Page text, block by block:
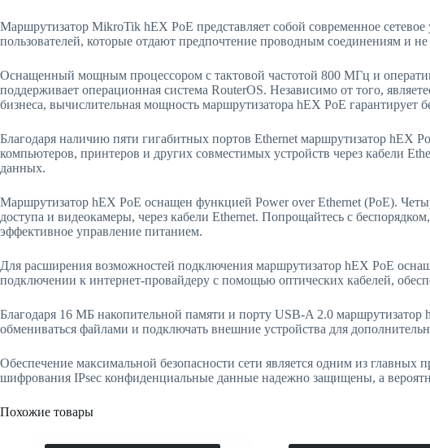
Маршрутизатор MikroTik hEX PoE представляет собой современное
пользователей, которые отдают предпочтение проводным соединениям и
Оснащенный мощным процессором с тактовой частотой 800 МГц и
поддерживает операционная система RouterOS. Независимо от того,
бизнеса, вычислительная мощность маршрутизатора hEX PoE
Благодаря наличию пяти гигабитных портов Ethernet маршрутизатор hEX
компьютеров, принтеров и других совместимых устройств через кабели
данных.
Маршрутизатор hEX PoE оснащен функцией Power over Ethernet (PoE).
доступа и видеокамеры, через кабели Ethernet. Попрощайтесь с
эффективное управление питанием.
Для расширения возможностей подключения маршрутизатор hEX PoE
подключении к интернет-провайдеру с помощью оптических кабелей,
Благодаря 16 МБ накопительной памяти и порту USB-A 2.0 маршрутизатор
обмениваться файлами и подключать внешние устройства для
Обеспечение максимальной безопасности сети является одним из главных
шифрования IPsec конфиденциальные данные надежно защищены, а
Похожие товары